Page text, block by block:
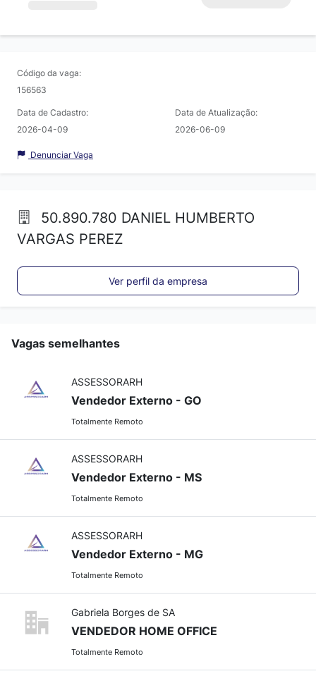
Código da vaga:
156563
Data de Cadastro:
2026-04-09
Data de Atualização:
2026-06-09
Denunciar Vaga
50.890.780 DANIEL HUMBERTO
VARGAS PEREZ
Ver perfil da empresa
Vagas semelhantes
ASSESSORARH
Vendedor Externo - GO
Totalmente Remoto
ASSESSORARH
Vendedor Externo - MS
Totalmente Remoto
ASSESSORARH
Vendedor Externo - MG
Totalmente Remoto
Gabriela Borges de SA
VENDEDOR HOME OFFICE
Totalmente Remoto